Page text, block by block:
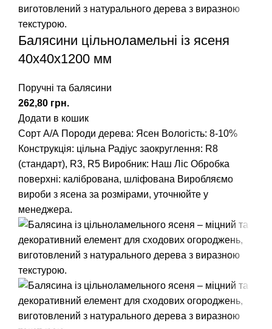
Балясини цільноламельні із ясеня
40x40x1200 мм
Поручні та балясини
грн.
Додати в кошик
Сорт А/А Породи дерева: Ясен Вологість: 8-10%
Конструкція: цільна Радіус заокруглення: R8
(стандарт), R3, R5 Виробник: Наш Ліс Обробка
поверхні: калібрована, шліфована Виробляємо
вироби з ясена за розмірами, уточнюйте у
менеджера.